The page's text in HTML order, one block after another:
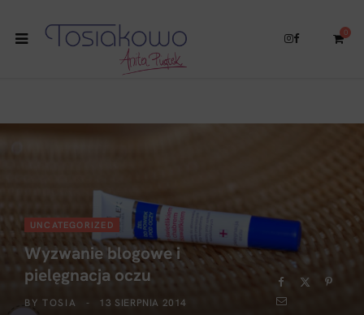
I
m
0
UNCATEGORIZED
Wyzwanie blogowe i
pielęgnacja oczu
BY TOSIA 13 SIERPNIA 2014